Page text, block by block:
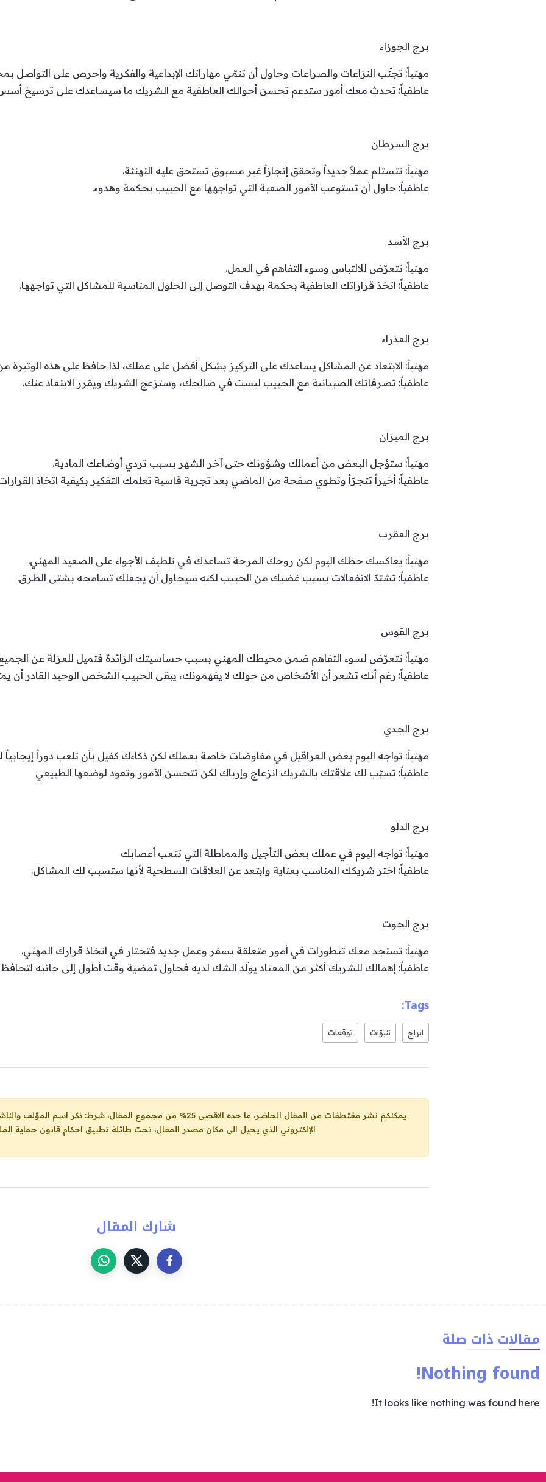
برج الجوزاء
مهنياً: تجنّب النزاعات والصراعات وحاول أن تنمّي مهاراتك الإبداعية والفكرية واحرص على التواصل
عاطفياً: تحدث معك أمور ستدعم تحسن أحوالك العاطفية مع الشريك ما سيساعدك على ترسيخ أسس
برج السرطان
مهنياً: تتستلم عملاً جديداً وتحقق إنجازاً غير مسبوق تستحق عليه التهنئة.
عاطفياً: حاول أن تستوعب الأمور الصعبة التي تواجهها مع الحبيب بحكمة وهدوء.
برج الأسد
مهنياً: تتعرّض للالتباس وسوء التفاهم في العمل.
عاطفياً: اتخذ قراراتك العاطفية بحكمة بهدف التوصل إلى الحلول المناسبة للمشاكل التي تواجهها.
برج العذراء
مهنياً: الابتعاد عن المشاكل يساعدك على التركيز بشكل أفضل على عملك، لذا حافظ على هذه الوتيرة
عاطفياً: تصرفاتك الصبيانية مع الحبيب ليست في صالحك، وستزعج الشريك ويقرر الابتعاد عنك.
برج الميزان
مهنياً: ستؤجل البعض من أعمالك وشؤونك حتى آخر الشهر بسبب تردي أوضاعك المادية.
عاطفياً: أخيراً تتجرّأ وتطوي صفحة من الماضي بعد تجربة قاسية تعلمك التفكير بكيفية اتخاذ
برج العقرب
مهنياً: يعاكسك حظك اليوم لكن روحك المرحة تساعدك في تلطيف الأجواء على الصعيد المهني.
عاطفياً: تشتدّ الانفعالات بسبب غضبك من الحبيب لكنه سيحاول أن يجعلك تسامحه بشتى الطرق.
برج القوس
مهنياً: تتعرّض لسوء التفاهم ضمن محيطك المهني بسبب حساسيتك الزائدة فتميل للعزلة عن
عاطفياً: رغم أنك تشعر أن الأشخاص من حولك لا يفهمونك، يبقى الحبيب الشخص الوحيد القادر
برج الجدي
مهنياً: تواجه اليوم بعض العراقيل في مفاوضات خاصة بعملك لكن ذكاءك كفيل بأن تلعب دوراً
عاطفياً: تسبّب لك علاقتك بالشريك انزعاج وإرباك لكن تتحسن الأمور وتعود لوضعها الطبيعي
برج الدلو
مهنياً: تواجه اليوم في عملك بعض التأجيل والمماطلة التي تتعب أعصابك
عاطفياً: اختر شريكك المناسب بعناية وابتعد عن العلاقات السطحية لأنها ستسبب لك المشاكل.
برج الحوت
مهنياً: تستجد معك تتطورات في أمور متعلقة بسفر وعمل جديد فتحتار في اتخاذ قرارك المهني.
عاطفياً: إهمالك للشريك أكثر من المعتاد يولّد الشك لديه فحاول تمضية وقت أطول إلى جانبه
Tags:
ابراج تنبؤات توقعات
يمكنكم نشر مقتطفات من المقال الحاضر، ما حده الاقصى 25% من مجموع المقال، شرط: ذكر اسم المؤلف والناشر ووضع رابط
الإلكتروني الذي يحيل الى مكان مصدر المقال، تحت طائلة تطبيق احكام قانون حماية
شارك المقال
مقالات ذات صلة
Nothing found!
It looks like nothing was found here!